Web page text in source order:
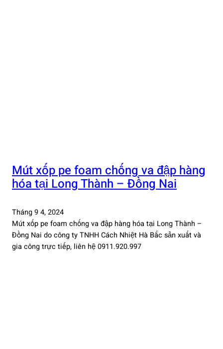
Mút xốp pe foam chống va đập hàng
hóa tại Long Thành – Đồng Nai
Tháng 9 4, 2024
Mút xốp pe foam chống va đập hàng hóa tại Long Thành –
Đồng Nai do công ty TNHH Cách Nhiệt Hà Bắc sản xuất và
gia công trực tiếp, liên hệ 0911.920.997